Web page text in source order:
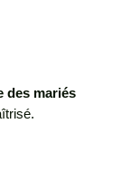
des mariés